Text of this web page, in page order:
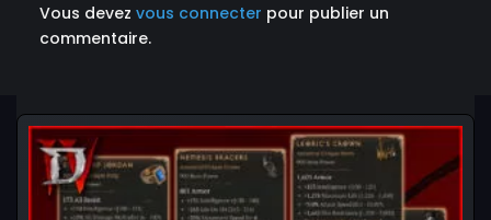
Vous devez vous connecter pour publier un
commentaire.